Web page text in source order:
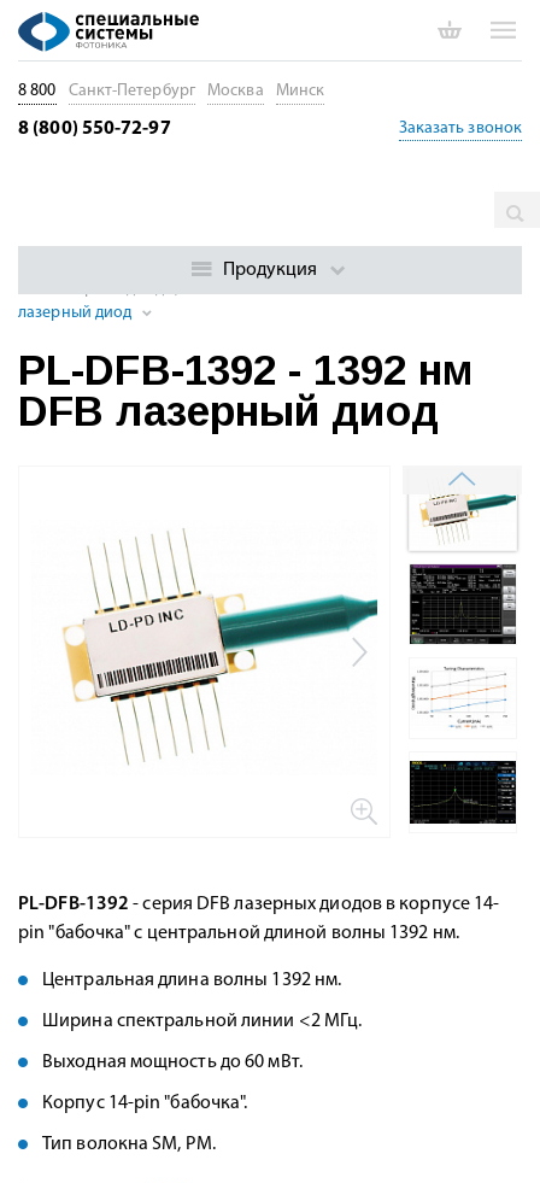
Лазерные диоды с распределенной обратной связью (DFB)
лазерный диод
PL-DFB-1392 - 1392 нм
DFB лазерный диод
PL-DFB-1392 - серия DFB лазерных диодов в корпусе 14-
pin "бабочка" с центральной длиной волны 1392 нм.
Центральная длина волны 1392 нм.
Ширина спектральной линии <2 МГц.
Выходная мощность до 60 мВт.
Корпус 14-pin "бабочка".
Тип волокна SM, PM.
8 800 Санкт-Петербург Москва Минск
8 (800) 550-72-97 Заказать звонок
Продукция